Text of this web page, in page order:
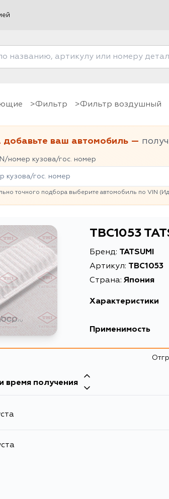
фильтр Фильтр воздушный
добавьте ваш автомобиль —
номер кузова/гос. номер
точного подбора выберите автомобиль по VIN
TBC1053
Бренд: TATSUMI
Артикул: TBC1053
Страна: Япония
Характеристики
Применимость
время получения